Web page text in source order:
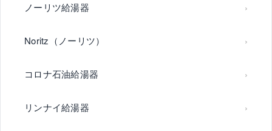
ノーリツ給湯器
Noritz（ノーリツ）
コロナ石油給湯器
リンナイ給湯器